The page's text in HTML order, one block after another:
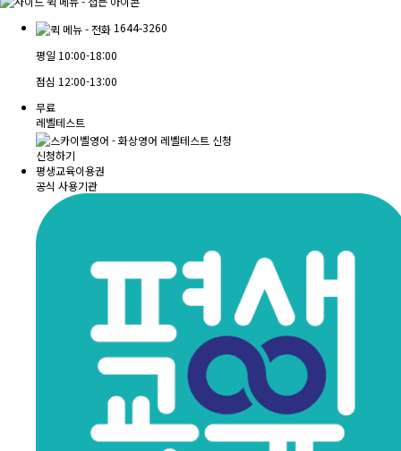
1644-3260
평일 10:00-18:00
점심 12:00-13:00
무료
레벨테스트
신청하기
평생교육이용권
공식 사용기관